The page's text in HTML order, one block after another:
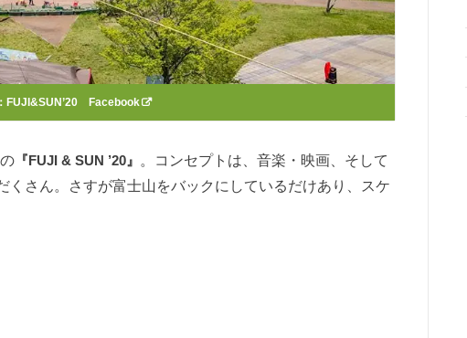
FUJI&SUN’20 Facebook
『FUJI & SUN ’20』 。コンセプトは、音楽・映画、そして
くさん。さすが富士山をバックにしているだけあり、スケ